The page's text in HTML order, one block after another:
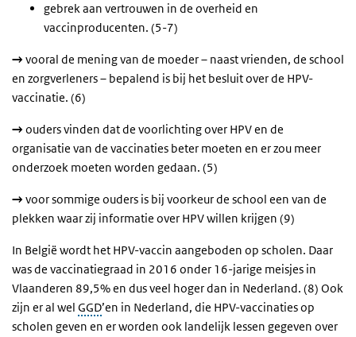
gebrek aan vertrouwen in de overheid en
vaccinproducenten. (5-7)
→ vooral de mening van de moeder – naast vrienden, de school
en zorgverleners – bepalend is bij het besluit over de HPV-
vaccinatie. (6)
→ ouders vinden dat de voorlichting over HPV en de
organisatie van de vaccinaties beter moeten en er zou meer
onderzoek moeten worden gedaan. (5)
→ voor sommige ouders is bij voorkeur de school een van de
plekken waar zij informatie over HPV willen krijgen (9)
In België wordt het HPV-vaccin aangeboden op scholen. Daar
was de vaccinatiegraad in 2016 onder 16-jarige meisjes in
Vlaanderen 89,5% en dus veel hoger dan in Nederland. (8) Ook
zijn er al wel GGD’en in Nederland, die HPV-vaccinaties op
scholen geven en er worden ook landelijk lessen gegeven over